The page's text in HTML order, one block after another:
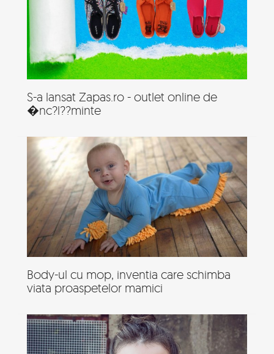
S-a lansat Zapas.ro - outlet online de
�nc?l??minte
Body-ul cu mop, inventia care schimba
viata proaspetelor mamici